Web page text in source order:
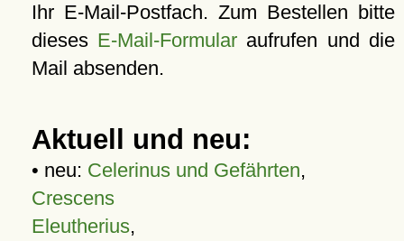
Ihr E-Mail-Postfach. Zum Bestellen bitte
dieses E-Mail-Formular aufrufen und die
Mail absenden.
Aktuell und neu:
• neu: Celerinus und Gefährten,
Crescens
Eleutherius,